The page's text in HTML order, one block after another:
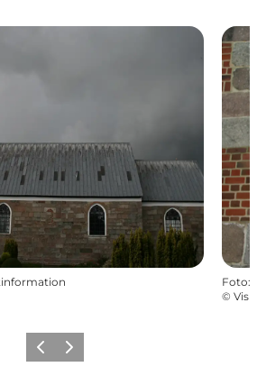
Foto:
©
Vorige Volgende